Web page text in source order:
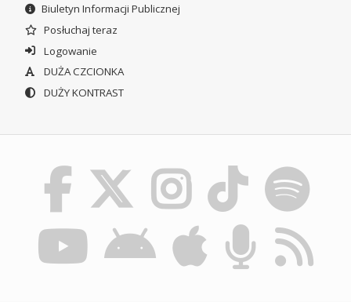
Biuletyn Informacji Publicznej
Posłuchaj teraz
Logowanie
DUŻA CZCIONKA
DUŻY KONTRAST